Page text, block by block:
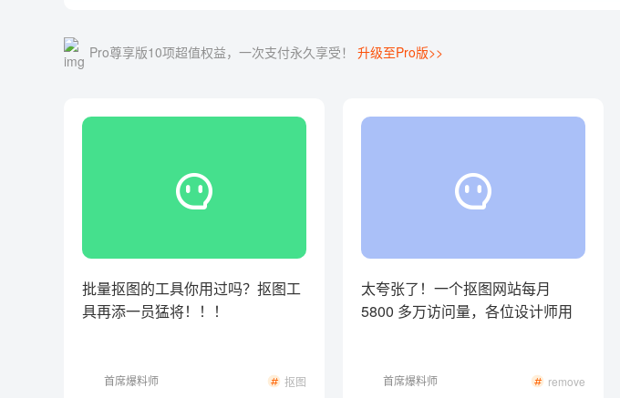
Pro尊享版10项超值权益，一次支付永久享受！ 升级至Pro版>>
批量抠图的工具你用过吗？抠图工
具再添一员猛将！！！
首席爆料师 抠图
太夸张了！一个抠图网站每月
5800 多万访问量，各位设计师用
首席爆料师 remove